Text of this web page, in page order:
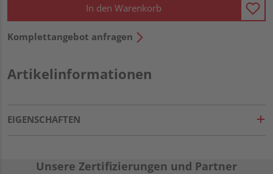
In den Warenkorb
Komplettangebot anfragen
Artikelinformationen
EIGENSCHAFTEN
Unsere Zertifizierungen und Partner